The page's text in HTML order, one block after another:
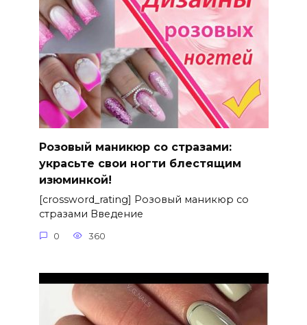
Розовый маникюр со стразами:
украсьте свои ногти блестящим
изюминкой!
[crossword_rating] Розовый маникюр со
стразами Введение
0 360